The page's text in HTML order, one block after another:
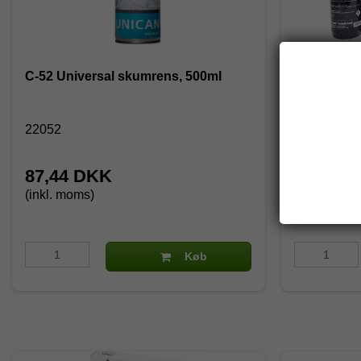
C-52 Universal skumrens, 500ml
22052
87,44 DKK
(inkl. moms)
Køb